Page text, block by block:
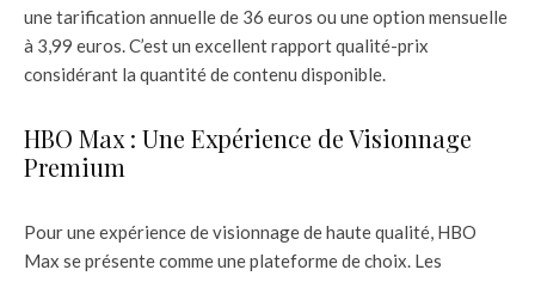
une tarification annuelle de 36 euros ou une option mensuelle
à 3,99 euros. C’est un excellent rapport qualité-prix
considérant la quantité de contenu disponible.
HBO Max : Une Expérience de Visionnage
Premium
Pour une expérience de visionnage de haute qualité, HBO
Max se présente comme une plateforme de choix. Les